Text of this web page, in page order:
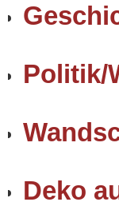
Politik/
Deko